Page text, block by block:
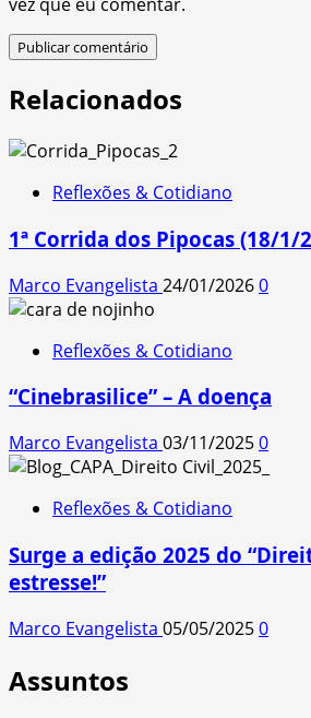
Relacionados
Reflexões & Cotidiano
1ª Corrida dos Pipocas (18/1/
Marco Evangelista 24/01/20260
Reflexões & Cotidiano
“Cinebrasilice” – A doença
Marco Evangelista 03/11/20250
Reflexões & Cotidiano
Surge a edição 2025 do
estresse!”
Marco Evangelista 05/05/20250
Assuntos